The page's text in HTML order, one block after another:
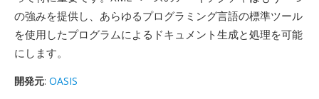
の強みを提供し、あらゆるプログラミング言語の標準ツール
を使用したプログラムによるドキュメント生成と処理を可能
にします。
開発元: OASIS